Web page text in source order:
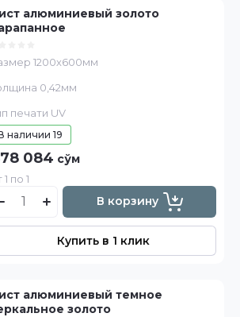
алюминиевый золото
1200х600мм
0,42мм
печати UV
наличии 19
084 сўм
1 по 1
В корзину
Купить в 1 клик
алюминиевый темное
золото